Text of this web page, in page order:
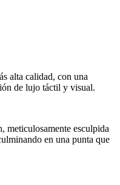
alta calidad, con una
de lujo táctil y visual.
meticulosamente esculpida
en una punta que